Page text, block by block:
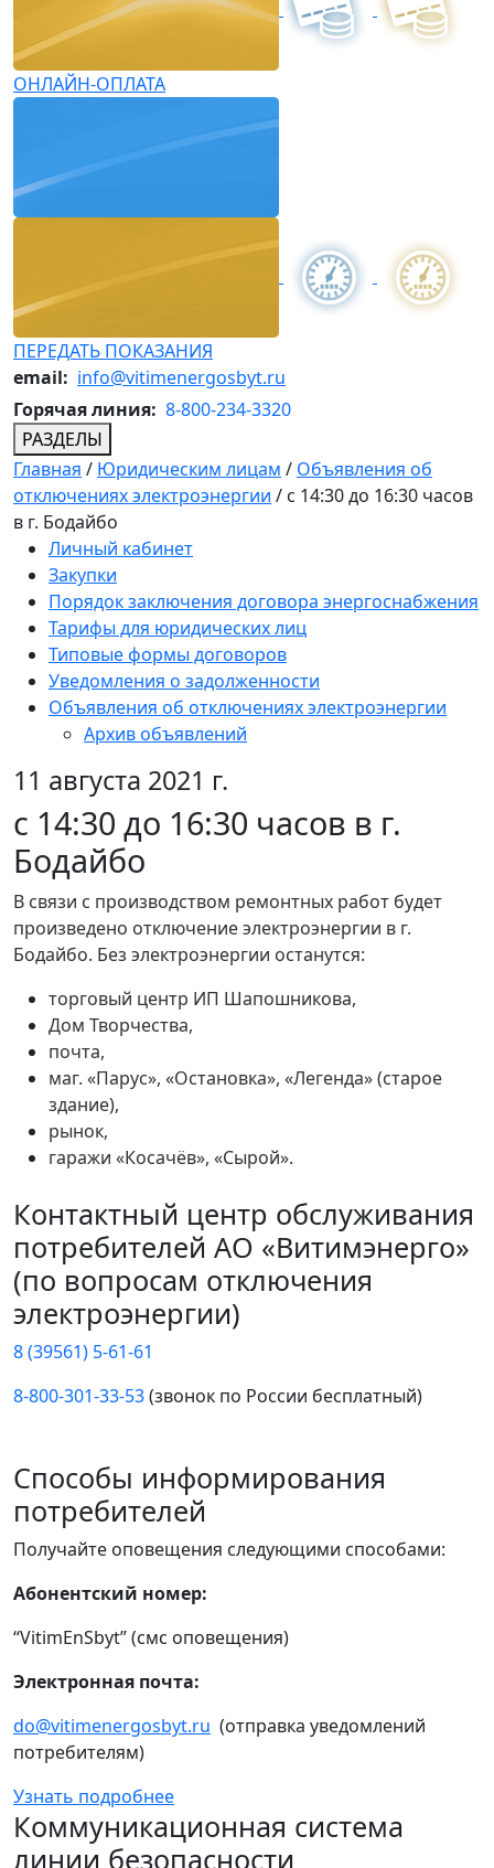
ОНЛАЙН-ОПЛАТА
ПЕРЕДАТЬ ПОКАЗАНИЯ
email: info@vitimenergosbyt.ru
Горячая линия: 8-800-234-3320
РАЗДЕЛЫ
Главная / Юридическим лицам / Объявления об
отключениях электроэнергии / с 14:30 до 16:30 часов
в г. Бодайбо
Личный кабинет
Закупки
Порядок заключения договора энергоснабжения
Тарифы для юридических лиц
Типовые формы договоров
Уведомления о задолженности
Объявления об отключениях электроэнергии
Архив объявлений
11 августа 2021 г.
с 14:30 до 16:30 часов в г.
Бодайбо
В связи с производством ремонтных работ будет
произведено отключение электроэнергии в г.
Бодайбо. Без электроэнергии останутся:
торговый центр ИП Шапошникова,
Дом Творчества,
почта,
маг. «Парус», «Остановка», «Легенда» (старое
здание),
рынок,
гаражи «Косачёв», «Сырой».
Контактный центр обслуживания
потребителей АО «Витимэнерго»
(по вопросам отключения
электроэнергии)
8 (39561) 5-61-61
8-800-301-33-53(звонок по России бесплатный)
Способы информирования
потребителей
Получайте оповещения следующими способами:
Абонентский номер:
“VitimEnSbyt” (смс оповещения)
Электронная почта:
do@vitimenergosbyt.ru (отправка уведомлений
потребителям)
Узнать подробнее
Коммуникационная система
линии безопасности